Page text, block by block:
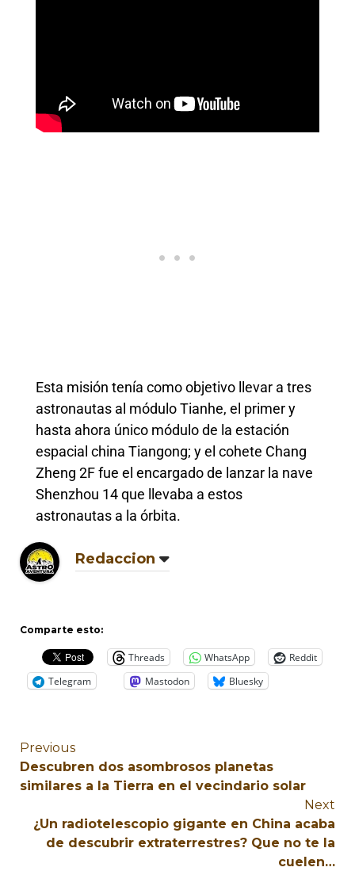
Esta misión tenía como objetivo llevar a tres
astronautas al módulo Tianhe, el primer y
hasta ahora único módulo de la estación
espacial china Tiangong; y el cohete Chang
Zheng 2F fue el encargado de lanzar la nave
Shenzhou 14 que llevaba a estos
astronautas a la órbita.
Redaccion
Comparte esto:
Threads WhatsApp
Reddit
Telegram
Mastodon Bluesky
Previous
Descubren dos asombrosos planetas
similares a la Tierra en el vecindario solar
Next
¿Un radiotelescopio gigante en China acaba
de descubrir extraterrestres? Que no te la
cuelen…